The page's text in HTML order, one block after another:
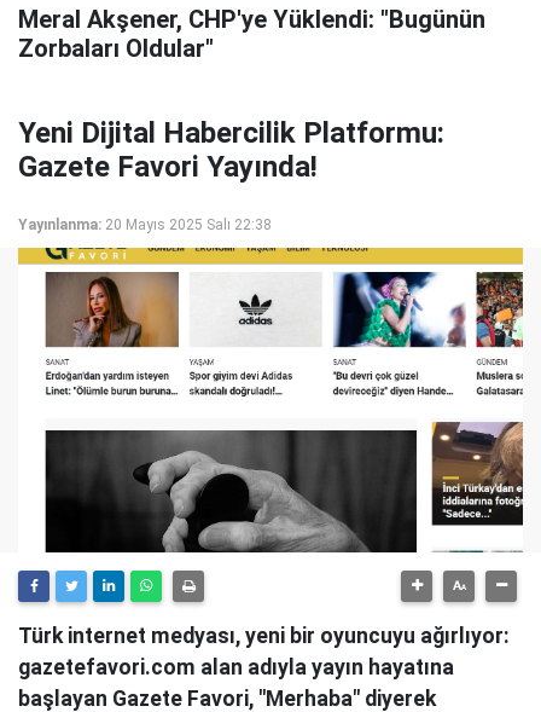
Meral Akşener, CHP'ye Yüklendi: "Bugünün
Zorbaları Oldular"
Yeni Dijital Habercilik Platformu:
Gazete Favori Yayında!
Yayınlanma: 20 Mayıs 2025 Salı 22:38
Türk internet medyası, yeni bir oyuncuyu ağırlıyor:
gazetefavori.com alan adıyla yayın hayatına
başlayan Gazete Favori, "Merhaba" diyerek